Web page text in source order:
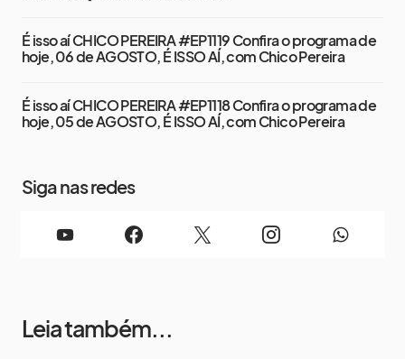
É isso aí CHICO PEREIRA #EP1119 Confira o programa de
hoje, 06 de AGOSTO, É ISSO AÍ, com Chico Pereira
É isso aí CHICO PEREIRA #EP1118 Confira o programa de
hoje, 05 de AGOSTO, É ISSO AÍ, com Chico Pereira
Siga nas redes
Leia também...